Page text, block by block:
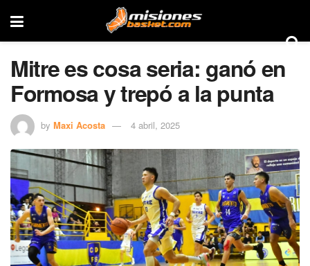
Mitre es cosa seria: ganó en
Formosa y trepó a la punta
by Maxi Acosta 4 abril, 2025